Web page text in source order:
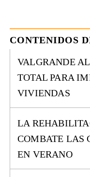
CONTENIDOS
VALGRANDE
TOTAL PARA
VIVIENDAS
LA
COMBATE LAS
EN VERANO